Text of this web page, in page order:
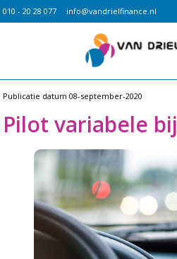
010 - 20 28 077 info@vandrielfinance.nl
Publicatie datum 08-september-2020
Pilot variabele